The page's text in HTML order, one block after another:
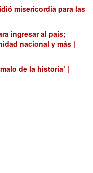
misericordia para las
ingresar al país;
nacional y más |
de la historia’ |